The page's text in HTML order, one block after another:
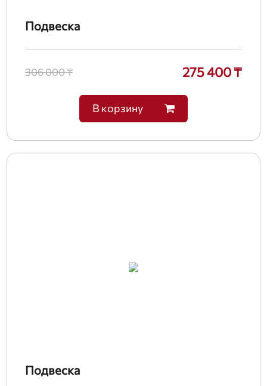
Подвеска
306 000 ₸ 275 400 ₸
В корзину
Подвеска